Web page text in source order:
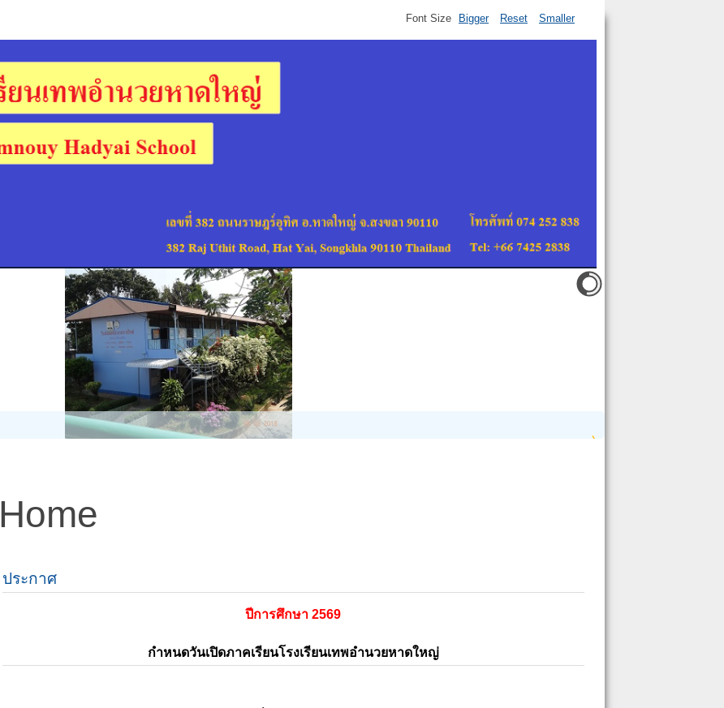
Font Size Bigger Reset Smaller
Home
ประกาศ
ปีการศึกษา 2569
กำหนดวันเปิดภาคเรียนโรงเรียนเทพอำนวยหาดใหญ่